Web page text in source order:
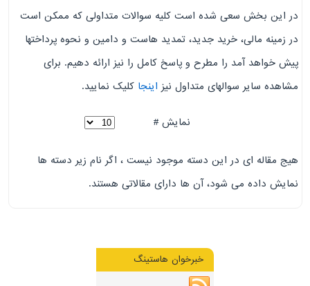
خبرخوان هاستینگ
در این بخش سعی شده است کلیه سوالات متداولی که ممکن است
در زمینه مالی، خرید جدید، تمدید هاست و دامین و نحوه پرداختها
پیش خواهد آمد را مطرح و پاسخ کامل را نیز ارائه دهیم. برای
مشاهده سایر سوالهای متداول نیز اینجا کلیک نمایید.
نمایش #
هیج مقاله ای در این دسته موجود نیست ، اگر نام زیر دسته ها
نمایش داده می شود، آن ها دارای مقالاتی هستند.